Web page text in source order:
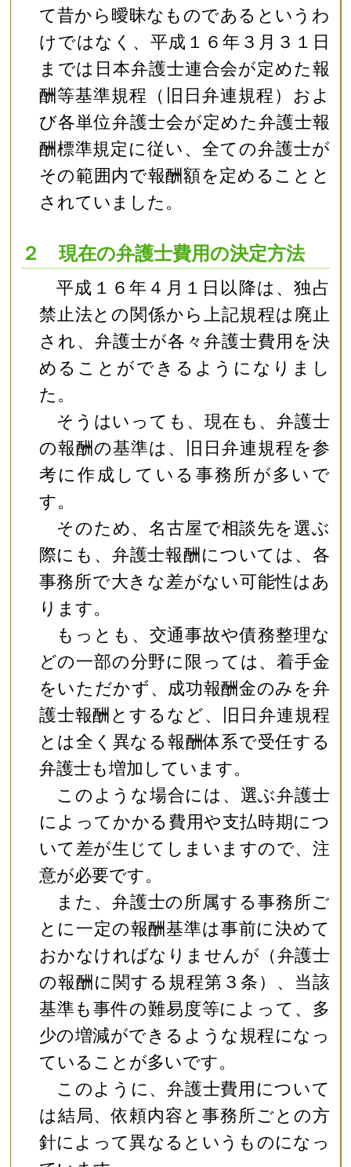
て昔から曖昧なものであるというわ
けではなく、平成１６年３月３１日
までは日本弁護士連合会が定めた報
酬等基準規程（旧日弁連規程）およ
び各単位弁護士会が定めた弁護士報
酬標準規定に従い、全ての弁護士が
その範囲内で報酬額を定めることと
されていました。
２ 現在の弁護士費用の決定方法
平成１６年４月１日以降は、独占
禁止法との関係から上記規程は廃止
され、弁護士が各々弁護士費用を決
めることができるようになりまし
た。
そうはいっても、現在も、弁護士
の報酬の基準は、旧日弁連規程を参
考に作成している事務所が多いで
す。
そのため、名古屋で相談先を選ぶ
際にも、弁護士報酬については、各
事務所で大きな差がない可能性はあ
ります。
もっとも、交通事故や債務整理な
どの一部の分野に限っては、着手金
をいただかず、成功報酬金のみを弁
護士報酬とするなど、旧日弁連規程
とは全く異なる報酬体系で受任する
弁護士も増加しています。
このような場合には、選ぶ弁護士
によってかかる費用や支払時期につ
いて差が生じてしまいますので、注
意が必要です。
また、弁護士の所属する事務所ご
とに一定の報酬基準は事前に決めて
おかなければなりませんが（弁護士
の報酬に関する規程第３条）、当該
基準も事件の難易度等によって、多
少の増減ができるような規程になっ
ていることが多いです。
このように、弁護士費用について
は結局、依頼内容と事務所ごとの方
針によって異なるというものになっ